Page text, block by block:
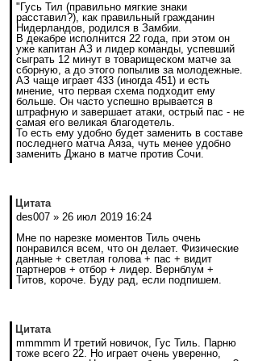
"Гусь Тил (правильно мягкие знаки
расставил?), как правильный гражданин
Нидерландов, родился в Замбии.
В декабре исполнится 22 года, при этом он
уже капитан АЗ и лидер команды, успевший
сыграть 12 минут в товарищеском матче за
сборную, а до этого попылив за молодежные.
АЗ чаще играет 433 (иногда 451) и есть
мнение, что первая схема подходит ему
больше. Он часто успешно врывается в
штрафную и завершает атаки, острый пас - не
самая его великая благодетель.
То есть ему удобно будет заменить в составе
последнего матча Аяза, чуть менее удобно
заменить Джано в матче против Сочи.
Цитата
des007 » 26 июл 2019 16:24
Мне по нарезке моментов Тиль очень
понравился всем, что он делает. Физические
данные + светлая голова + пас + видит
партнеров + отбор + лидер. Вернблум +
Титов, короче. Буду рад, если подпишем.
Цитата
mmmmm И третий новичок, Гус Тиль. Парню
тоже всего 22. Но играет очень уверенно,